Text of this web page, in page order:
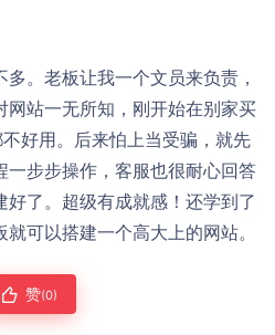
。老板让我一个文员来负责，
网站一无所知，刚开始在别家买
好用。后来怕上当受骗，就先
一步步操作，客服也很耐心回答
了。超级有成就感！还学到了
可以搭建一个高大上的网站。
赞(0)